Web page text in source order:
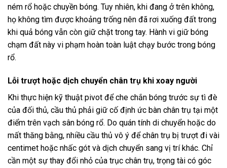
ném rổ hoặc chuyền bóng. Tuy nhiên, khi đang ở trên không,
họ không tìm được khoảng trống nên đã rơi xuống đất trong
khi quả bóng vẫn còn giữ chặt trong tay. Hành vi giữ bóng
chạm đất này vi phạm hoàn toàn luật chạy bước trong bóng
rổ.
Lỗi trượt hoặc dịch chuyển chân trụ khi xoay người
Khi thực hiện kỹ thuật pivot để che chắn bóng trước sự tì đè
của đối thủ, cầu thủ phải giữ cố định ức bàn chân trụ tại một
điểm trên vạch sân bóng rổ. Do quán tính di chuyển hoặc do
mất thăng bằng, nhiều cầu thủ vô ý để chân trụ bị trượt đi vài
centimet hoặc nhấc gót và dịch chuyển sang vị trí khác. Chỉ
cần một sự thay đổi nhỏ của trục chân trụ, trọng tài có góc